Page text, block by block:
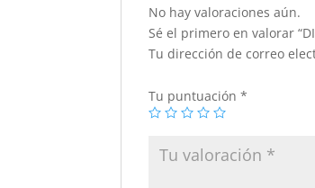
No hay valoraciones aún.
Sé el primero en valorar
Tu dirección de correo
Tu puntuación*